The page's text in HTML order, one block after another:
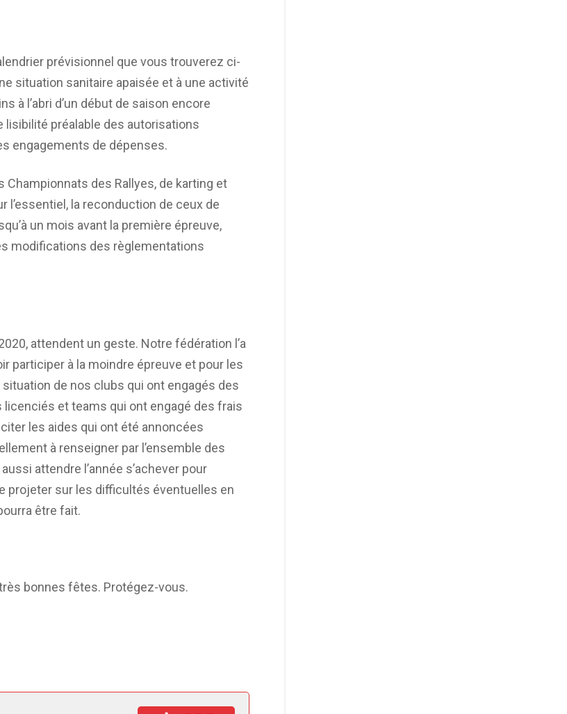
prévisionnel que vous trouverez ci-
situation sanitaire apaisée et à une activité
à l’abri d’un début de saison encore
préalable des autorisations
engagements de dépenses.
des Rallyes, de karting et
l’essentiel, la reconduction de ceux de
un mois avant la première épreuve,
modifications des règlementations
attendent un geste. Notre fédération l’a
participer à la moindre épreuve et pour les
de nos clubs qui ont engagés des
et teams qui ont engagé des frais
les aides qui ont été annoncées
à renseigner par l’ensemble des
attendre l’année s’achever pour
projeter sur les difficultés éventuelles en
être fait.
bonnes fêtes. Protégez-vous.